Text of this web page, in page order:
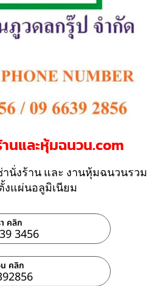
นและหุ้มฉนวน.com
นั่งร้าน และ งานหุ้มฉนวนรวม
แผ่นอลูมิเนียม
คลิก
3456
คลิก